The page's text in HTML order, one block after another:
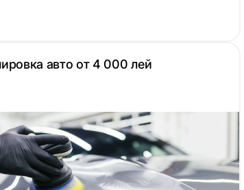
авто от 4 000 лей